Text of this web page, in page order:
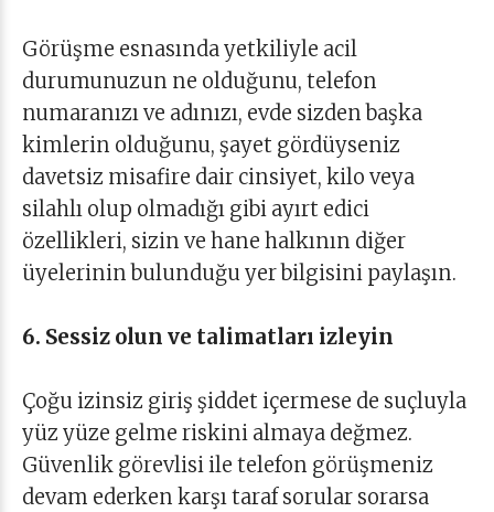
Görüşme esnasında yetkiliyle acil
durumunuzun ne olduğunu, telefon
numaranızı ve adınızı, evde sizden başka
kimlerin olduğunu, şayet gördüyseniz
davetsiz misafire dair cinsiyet, kilo veya
silahlı olup olmadığı gibi ayırt edici
özellikleri, sizin ve hane halkının diğer
üyelerinin bulunduğu yer bilgisini paylaşın.
6. Sessiz olun ve talimatları izleyin
Çoğu izinsiz giriş şiddet içermese de suçluyla
yüz yüze gelme riskini almaya değmez.
Güvenlik görevlisi ile telefon görüşmeniz
devam ederken karşı taraf sorular sorarsa